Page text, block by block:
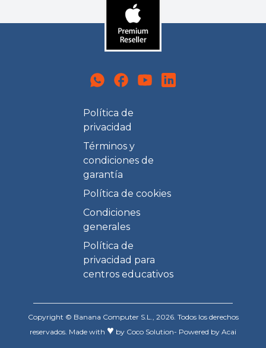
Banana Edu - Grupo K-tuin
Política de
privacidad
Términos y
condiciones de
garantía
Política de cookies
Condiciones
generales
Política de
privacidad para
centros educativos
Copyright © Banana Computer S.L., 2026. Todos los derechos
reservados. Made with ♥ by Coco Solution- Powered by Acai